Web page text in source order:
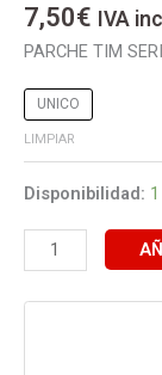
7,50€ IVA
PARCHE TIM
UNICO
LIMPIAR
Disponibilidad:
SERIE
A
19
cantidad